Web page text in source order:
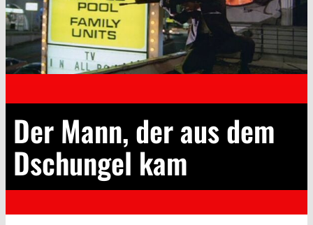
Der Mann, der aus dem
Dschungel kam